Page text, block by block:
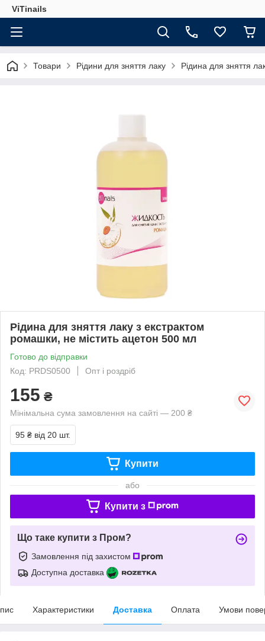
ViTinails
Товари Рідини для зняття лаку Рідина для зняття
Рідина для зняття лаку з екстрактом
ромашки, не містить ацетон 500 мл
Готово до відправки
Код: PRDS0500
Опт і роздріб
155 ₴
Мінімальна сума замовлення на сайті — 200 ₴
95 ₴ від 20 шт.
Купити
або
Купити з
Що таке купити з Пром?
Замовлення під захистом
Доступна доставка
Характеристики Доставка Оплата Умови